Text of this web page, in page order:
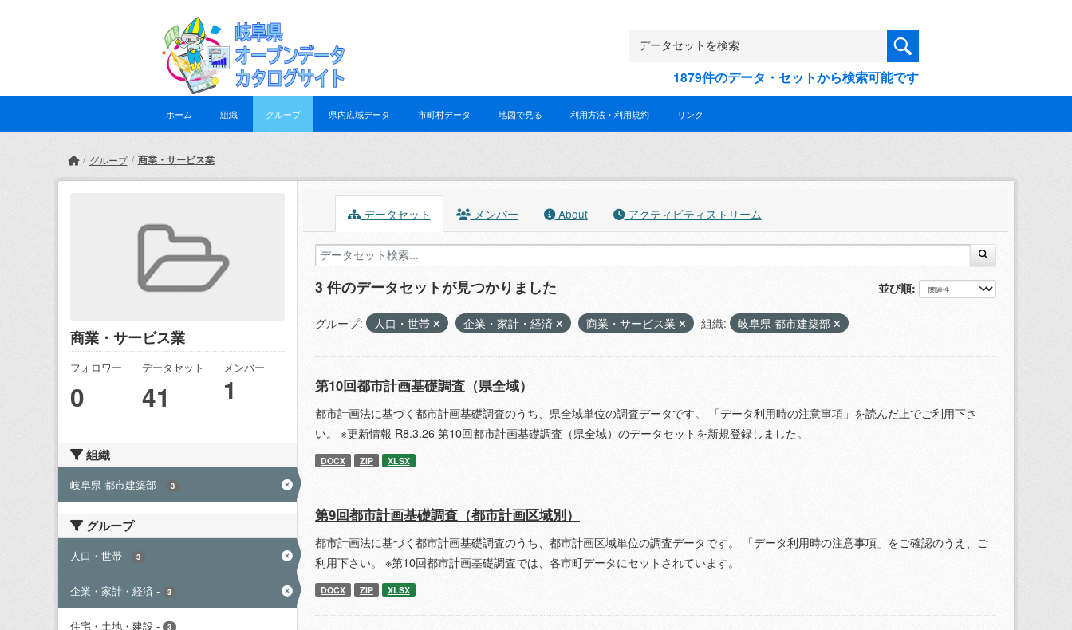
1879件のデータ・セットから検索可能です
ホーム 組織 グループ 県内広域データ 市町村データ 地図で見る 利用方法・利用規約 リンク
グループ 商業・サービス業
商業・サービス業
フォロワー
0
データセット
41
メンバー
1
組織
岐阜県 都市建築部 - 3
グループ
人口・世帯 - 3
企業・家計・経済 - 3
住宅・土地・建設 - 3
データセット メンバー About アクティビティストリーム
並び順
3 件のデータセットが見つかりました
グループ: 人口・世帯 企業・家計・経済 商業・サービス業 組織: 岐阜県 都市建築部
第10回都市計画基礎調査（県全域）
都市計画法に基づく都市計画基礎調査のうち、県全域単位の調査データです。 「データ利用時の注意事項」を読んだ上でご利用下さ
い。 ※更新情報 R8.3.26 第10回都市計画基礎調査（県全域）のデータセットを新規登録しました。
DOCX ZIP XLSX
第9回都市計画基礎調査（都市計画区域別）
都市計画法に基づく都市計画基礎調査のうち、都市計画区域単位の調査データです。 「データ利用時の注意事項」をご確認のうえ、ご
利用下さい。 ※第10回都市計画基礎調査では、各市町データにセットされています。
DOCX ZIP XLSX